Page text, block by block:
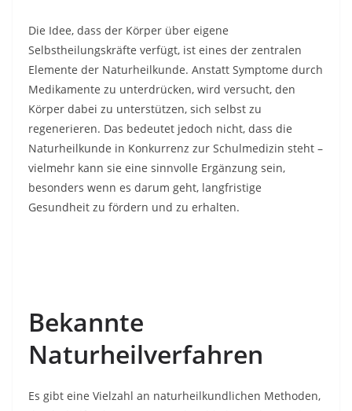
Die Idee, dass der Körper über eigene
Selbstheilungskräfte verfügt, ist eines der zentralen
Elemente der Naturheilkunde. Anstatt Symptome durch
Medikamente zu unterdrücken, wird versucht, den
Körper dabei zu unterstützen, sich selbst zu
regenerieren. Das bedeutet jedoch nicht, dass die
Naturheilkunde in Konkurrenz zur Schulmedizin steht –
vielmehr kann sie eine sinnvolle Ergänzung sein,
besonders wenn es darum geht, langfristige
Gesundheit zu fördern und zu erhalten.
Bekannte
Naturheilverfahren
Es gibt eine Vielzahl an naturheilkundlichen Methoden,